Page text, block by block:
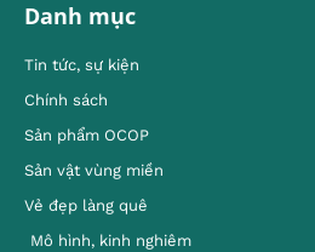
Danh mục
Tin tức, sự kiện
Chính sách
Sản phẩm OCOP
Sản vật vùng miền
Vẻ đẹp làng quê
Mô hình, kinh nghiêm